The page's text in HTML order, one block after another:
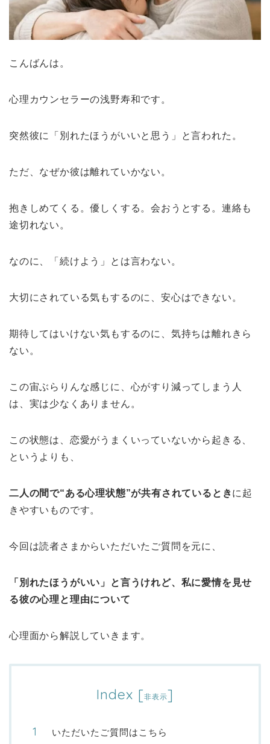
こんばんは。
心理カウンセラーの浅野寿和です。
突然彼に「別れたほうがいいと思う」と言われた。
ただ、なぜか彼は離れていかない。
抱きしめてくる。優しくする。会おうとする。連絡も
途切れない。
なのに、「続けよう」とは言わない。
大切にされている気もするのに、安心はできない。
期待してはいけない気もするのに、気持ちは離れきら
ない。
この宙ぶらりんな感じに、心がすり減ってしまう人
は、実は少なくありません。
この状態は、恋愛がうまくいっていないから起きる、
というよりも、
二人の間で“ある心理状態”が共有されているときに起
きやすいものです。
今回は読者さまからいただいたご質問を元に、
「別れたほうがいい」と言うけれど、私に愛情を見せ
る彼の心理と理由について
心理面から解説していきます。
Index [非表示]
いただいたご質問はこちら